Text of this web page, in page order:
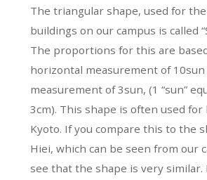
The triangular shape, used for
buildings on our campus is called
The proportions for this are
horizontal measurement of 10sun
measurement of 3sun, (1 “sun”
3cm). This shape is often used
Kyoto. If you compare this to the
Hiei, which can be seen from our
see that the shape is very similar.